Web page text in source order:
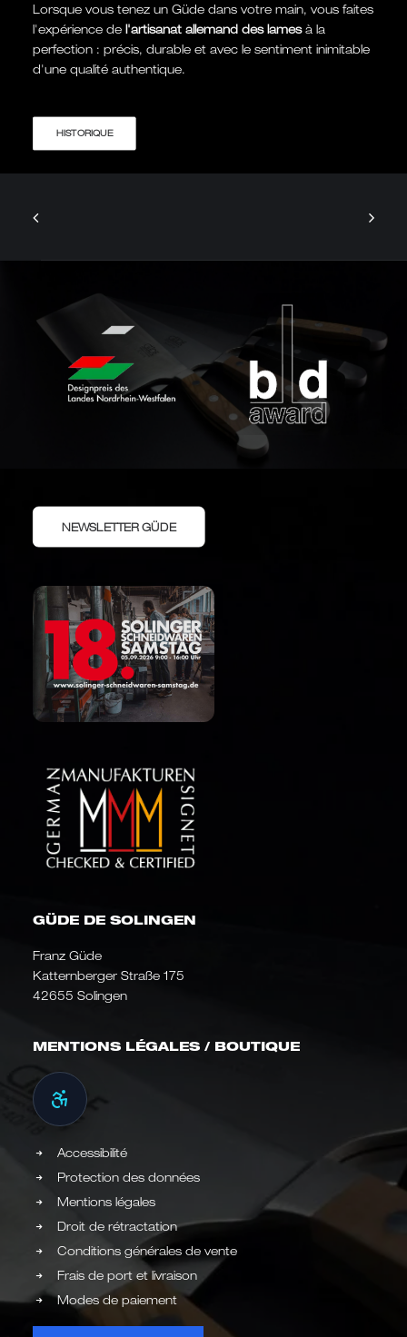
Lorsque vous tenez un Güde dans votre main, vous faites
l'expérience de l'artisanat allemand des lamesà la
perfection : précis, durable et avec le sentiment inimitable
d'une qualité authentique.
HISTORIQUE
NEWSLETTER GÜDE
GÜDE DE SOLINGEN
Franz Güde
Katternberger Straße 175
42655 Solingen
MENTIONS LÉGALES / BOUTIQUE
Accessibilité
Protection des données
Mentions légales
Droit de rétractation
Conditions générales de vente
Frais de port et livraison
Modes de paiement